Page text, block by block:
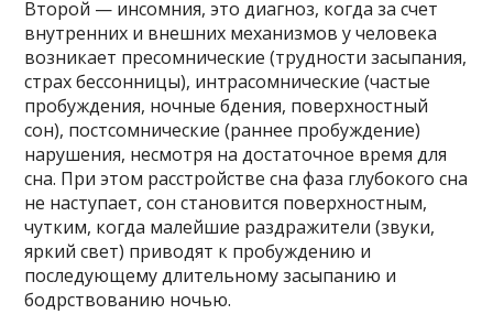
Второй — инсомния, это диагноз, когда за счет
внутренних и внешних механизмов у человека
возникает пресомнические (трудности засыпания,
страх бессонницы), интрасомнические (частые
пробуждения, ночные бдения, поверхностный
сон), постсомнические (раннее пробуждение)
нарушения, несмотря на достаточное время для
сна. При этом расстройстве сна фаза глубокого сна
не наступает, сон становится поверхностным,
чутким, когда малейшие раздражители (звуки,
яркий свет) приводят к пробуждению и
последующему длительному засыпанию и
бодрствованию ночью.